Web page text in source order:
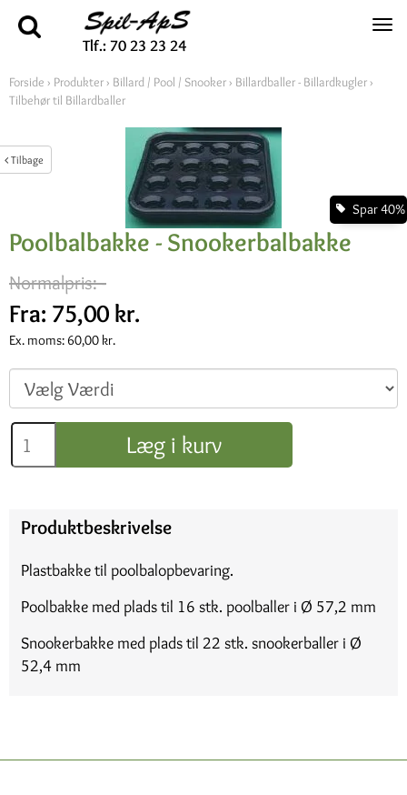
Tlf.: 70 23 23 24
Tilbage
Forside › Produkter› Billard / Pool / Snooker› Billardballer - Billardkugler›
Tilbehør til Billardballer
Spar 40%
Poolbalbakke - Snookerbalbakke
Normalpris: -
Fra: 75,00 kr.
Ex. moms: 60,00 kr.
Læg i kurv
Produktbeskrivelse
Plastbakke til poolbalopbevaring.
Poolbakke med plads til 16 stk. poolballer i Ø 57,2 mm
Snookerbakke med plads til 22 stk. snookerballer i Ø
52,4 mm